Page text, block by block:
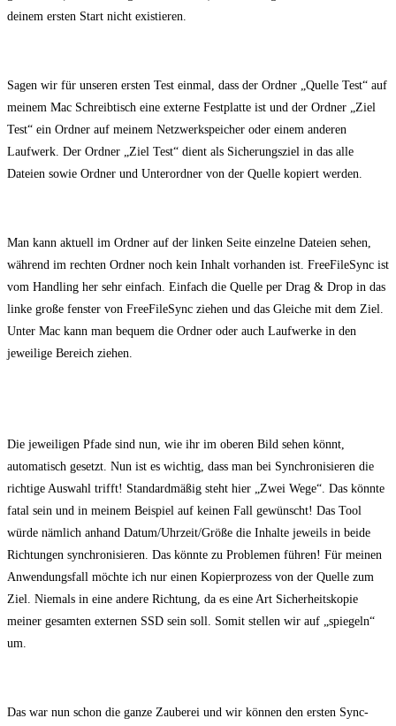
deinem ersten Start nicht existieren.
Sagen wir für unseren ersten Test einmal, dass der Ordner „Quelle Test“ auf
meinem Mac Schreibtisch eine externe Festplatte ist und der Ordner „Ziel
Test“ ein Ordner auf meinem Netzwerkspeicher oder einem anderen
Laufwerk. Der Ordner „Ziel Test“ dient als Sicherungsziel in das alle
Dateien sowie Ordner und Unterordner von der Quelle kopiert werden.
Man kann aktuell im Ordner auf der linken Seite einzelne Dateien sehen,
während im rechten Ordner noch kein Inhalt vorhanden ist. FreeFileSync ist
vom Handling her sehr einfach. Einfach die Quelle per Drag & Drop in das
linke große fenster von FreeFileSync ziehen und das Gleiche mit dem Ziel.
Unter Mac kann man bequem die Ordner oder auch Laufwerke in den
jeweilige Bereich ziehen.
Die jeweiligen Pfade sind nun, wie ihr im oberen Bild sehen könnt,
automatisch gesetzt. Nun ist es wichtig, dass man bei Synchronisieren die
richtige Auswahl trifft! Standardmäßig steht hier „Zwei Wege“. Das könnte
fatal sein und in meinem Beispiel auf keinen Fall gewünscht! Das Tool
würde nämlich anhand Datum/Uhrzeit/Größe die Inhalte jeweils in beide
Richtungen synchronisieren. Das könnte zu Problemen führen! Für meinen
Anwendungsfall möchte ich nur einen Kopierprozess von der Quelle zum
Ziel. Niemals in eine andere Richtung, da es eine Art Sicherheitskopie
meiner gesamten externen SSD sein soll. Somit stellen wir auf „spiegeln“
um.
Das war nun schon die ganze Zauberei und wir können den ersten Sync-